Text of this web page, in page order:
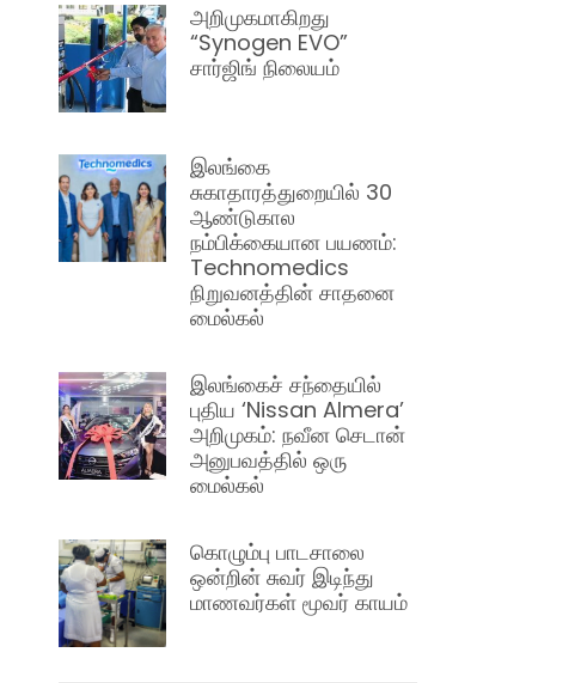
அறிமுகமாகிறது
“Synogen EVO”
சார்ஜிங் நிலையம்
இலங்கை
சுகாதாரத்துறையில் 30
ஆண்டுகால
நம்பிக்கையான பயணம்:
Technomedics
நிறுவனத்தின் சாதனை
மைல்கல்
இலங்கைச் சந்தையில்
புதிய ‘Nissan Almera’
அறிமுகம்: நவீன செடான்
அனுபவத்தில் ஒரு
மைல்கல்
கொழும்பு பாடசாலை
ஒன்றின் சுவர் இடிந்து
மாணவர்கள் மூவர் காயம்